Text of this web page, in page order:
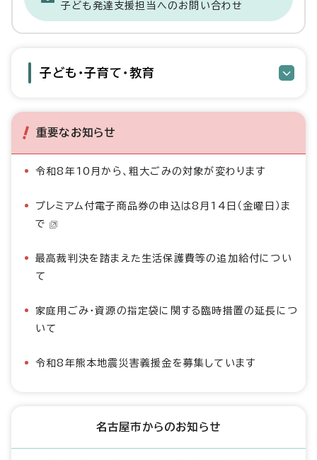
子ども発達支援担当へのお問い合わせ
子ども・子育て・教育
重要なお知らせ
令和8年10月から、粗大ごみの対象が変わります
プレミアム付電子商品券の申込は8月14日（金曜日）ま
で
最高裁判決を踏まえた生活保護費等の追加給付につい
て
家庭用ごみ・資源の指定袋に関する臨時措置の延長につ
いて
令和8年熊本地震災害義援金を募集しています
名古屋市からのお知らせ